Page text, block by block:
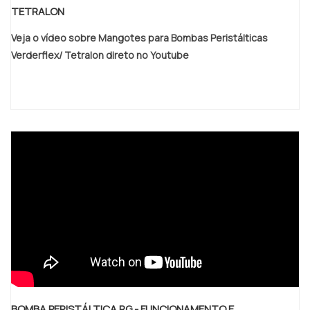
TETRALON
Veja o vídeo sobre Mangotes para Bombas Peristálticas
Verderflex/ Tetralon direto no Youtube